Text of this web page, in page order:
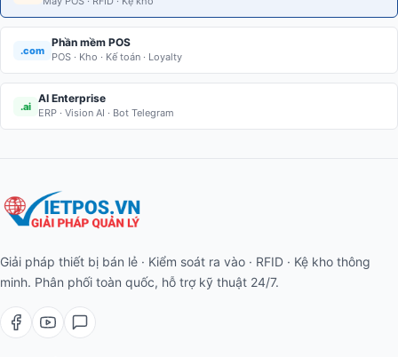
.com
Phần mềm POS
POS · Kho · Kế toán · Loyalty
.ai
AI Enterprise
ERP · Vision AI · Bot Telegram
Giải pháp thiết bị bán lẻ · Kiểm soát ra vào · RFID · Kệ kho thông
minh. Phân phối toàn quốc, hỗ trợ kỹ thuật 24/7.